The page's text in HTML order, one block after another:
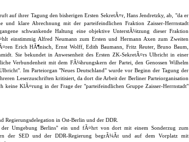
auf ihrer Tagung den bisherigen Ersten SekretÃ¤r, Hans Jendretzky, ab, "da er
und klare Abrechnung mit der parteifeindlichen Fraktion Zaisser-Herrnstadt
schwankende Haltung eine objektive UnterstÃ¼tzung dieser Fraktion
einstimmig Alfred Neumann zum Ersten und Hermann Axen zum Zweiten
Erich HÃ¶nisch, Ernst Wolff, Edith Baumann, Fritz Reuter, Bruno Baum,
Sie bekundet in Anwesenheit des Ersten ZK-SekretÃ¤rs Ulbricht in einer
Verbundenheit mit dem FÃ¼hrungskern der Partei, den Genossen Wilhelm
Im Parteiorgan "Neues Deutschland" wurde vor Beginn der Tagung der
Leserzuschriften kritisiert, da dort die Arbeit der Berliner Parteiorganisation
keine KlÃ¤rung in der Frage der "parteifeindlichen Gruppe Zaisser-Herrnstadt"
Regierungsdelegation in Ost-Berlin und der DDR.
Umgebung Berlins" ein und fÃ¤hrt von dort mit einem Sonderzug zum
der SED und der DDR-Regierung begrÃ¼Ãt und auf dem Vorplatz mit